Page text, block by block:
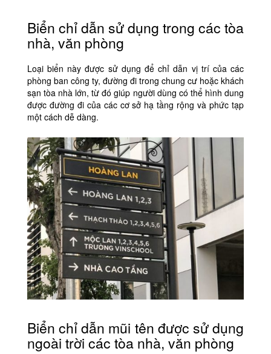
Biển chỉ dẫn sử dụng trong các tòa
nhà, văn phòng
Loại biển này được sử dụng để chỉ dẫn vị trí của các
phòng ban công ty, đường đi trong chung cư hoặc khách
sạn tòa nhà lớn, từ đó giúp người dùng có thể hình dung
được đường đi của các cơ sở hạ tầng rộng và phức tạp
một cách dễ dàng.
Biển chỉ dẫn mũi tên được sử dụng
ngoài trời các tòa nhà, văn phòng